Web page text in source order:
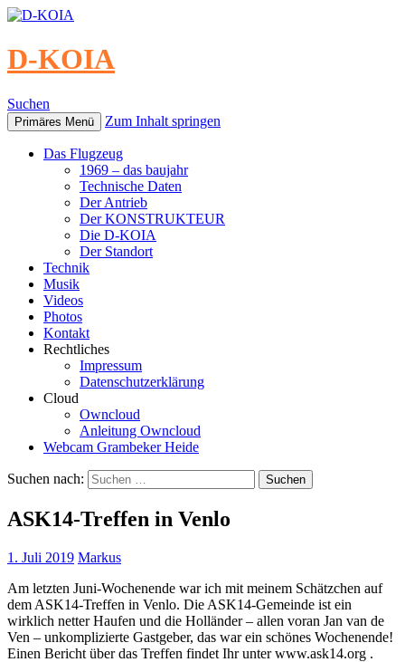
D-KOIA
Suchen
Primäres Menü Zum Inhalt springen
Das Flugzeug
1969 – das baujahr
Technische Daten
Der Antrieb
Der KONSTRUKTEUR
Die D-KOIA
Der Standort
Technik
Musik
Videos
Photos
Kontakt
Rechtliches
Impressum
Datenschutzerklärung
Cloud
Owncloud
Anleitung Owncloud
Webcam Grambeker Heide
Suchen nach:
ASK14-Treffen in Venlo
1. Juli 2019 Markus
Am letzten Juni-Wochenende war ich mit meinem Schätzchen auf
dem ASK14-Treffen in Venlo. Die ASK14-Gemeinde ist ein
wirklich netter Haufen und die Holländer – allen voran Jan van de
Ven – unkomplizierte Gastgeber, das war ein schönes Wochenende!
Einen Bericht über das Treffen findet Ihr unter www.ask14.org .